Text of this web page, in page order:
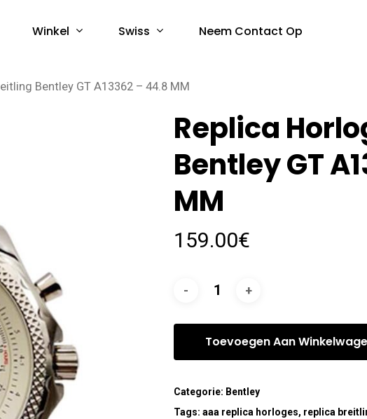
Winkel Swiss Neem Contact Op
Bentley GT A13362 – 44.8 MM
Replica
Bentley GT
MM
159.00€
Toevoegen Aan
Categorie: Bentley
Tags:aaa replica horloges, replica